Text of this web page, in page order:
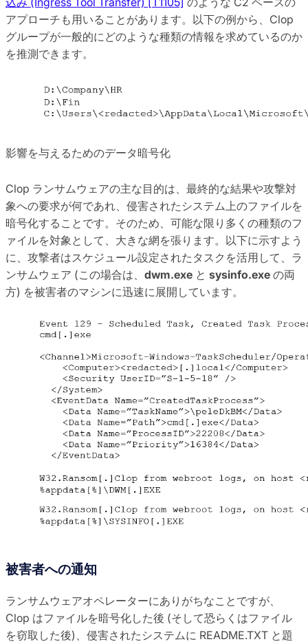
アプローチも用いることがあります。以下の例から、Clop
グループが一般的にどのような種類の情報を求めているのか
を推測できます。
影響を与えるためのデータ暗号化
Clop ランサムウェアの主な目的は、最終的な結果や攻撃対
象への要求が何であれ、侵害されたシステム上のファイルを
暗号化することです。そのため、可能な限り多くの種類のフ
ァイルを対象として、大きな網を張ります。以下に示すよう
に、攻撃者はスケジュール設定されたタスクを活用して、ラ
ンサムウェア (この場合は、 dwm.exe と sysinfo.exe の両
方) を被害者のマシンに迅速に展開しています。
被害者への通知
ランサムウェアオペレーターにありがちなことですが、
Clop はファイルを暗号化した後 (そして恐らくはファイル
を窃取した後)、侵害されたシステムに README.TXT と題